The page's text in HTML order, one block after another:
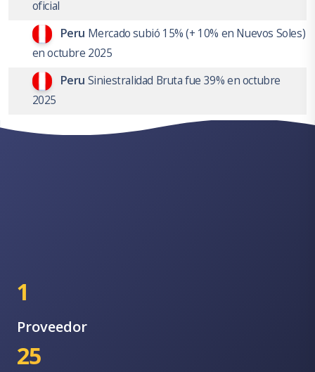
oficial
Peru Mercado subió 15% (+ 10% en Nuevos Soles)
en octubre 2025
Peru Siniestralidad Bruta fue 39% en octubre
2025
1
Proveedor
25